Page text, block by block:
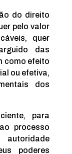
do direito
pelo valor
quer
das
como efeito
ou efetiva,
dos
para
processo
poderes